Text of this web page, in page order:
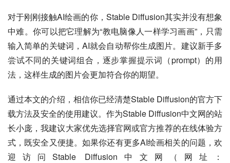
对于刚刚接触AI绘画的你，Stable Diffusion其实并没有想象
中难。你可以把它理解为“教电脑像人一样学习画画”，只需
输入简单的关键词，AI就会自动帮你生成图片。建议新手多
尝试不同的关键词组合，逐步掌握提示词（prompt）的用
法，这样生成的图片会更加符合你的期望。
通过本文的介绍，相信你已经清楚Stable Diffusion的官方下
载方法及安全的使用建议。作为Stable Diffusion中文网的站
长小庞，我建议大家优先选择官网或官方推荐的在线体验方
式，既安全又便捷。如果你还有更多AI绘画相关的问题，欢
迎访问Stable Diffusion中文网（网址：